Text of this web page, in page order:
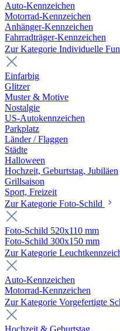
Auto-Kennzeichen
Motorrad-Kennzeichen
Anhänger-Kennzeichen
Fahrradträger-Kennzeichen
Zur Kategorie Individuelle
Einfarbig
Glitzer
Muster & Motive
Nostalgie
US-Autokennzeichen
Parkplatz
Länder / Flaggen
Städte
Halloween
Hochzeit, Geburtstag, Jubiläen
Grillsaison
Sport, Freizeit
Zur Kategorie Foto-Schild
Foto-Schild 520x110 mm
Foto-Schild 300x150 mm
Zur Kategorie
Auto-Kennzeichen
Motorrad-Kennzeichen
Zur Kategorie Vorgefertigte
Hochzeit & Geburtstag